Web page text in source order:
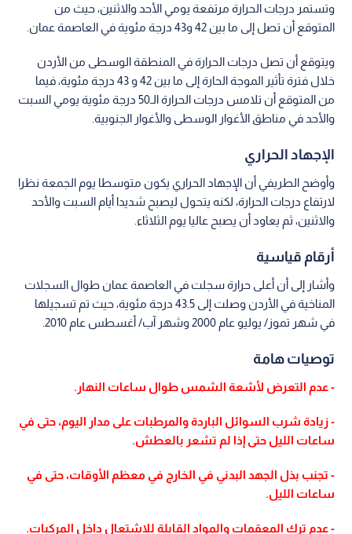
وتستمر درجات الحرارة مرتفعة يومي الأحد والاثنين، حيث من
المتوقع أن تصل إلى ما بين 42 و43 درجة مئوية في العاصمة عمان.
ويتوقع أن تصل درجات الحرارة في المنطقة الوسطى من الأردن
خلال فترة تأثير الموجة الحارة إلى ما بين 42 و 43 درجة مئوية، فيما
من المتوقع أن تلامس درجات الحرارة الـ50 درجة مئوية يومي السبت
والأحد في مناطق الأغوار الوسطى والأغوار الجنوبية.
الإجهاد الحراري
وأوضح الطريفي أن الإجهاد الحراري يكون متوسطا يوم الجمعة نظرا
لارتفاع درجات الحرارة، لكنه يتحول ليصبح شديدا أيام السبت والأحد
والاثنين، ثم يعاود أن يصبح عاليا يوم الثلاثاء.
أرقام قياسية
وأشار إلى أن أعلى حرارة سجلت في العاصمة عمان طوال السجلات
المناخية في الأردن وصلت إلى 43.5 درجة مئوية، حيث تم تسجيلها
في شهر تموز/ يوليو عام 2000 وشهر آب/ أغسطس عام 2010.
توصيات هامة
- عدم التعرض لأشعة الشمس طوال ساعات النهار.
- زيادة شرب السوائل الباردة والمرطبات على مدار اليوم، حتى في
ساعات الليل حتى إذا لم تشعر بالعطش.
- تجنب بذل الجهد البدني في الخارج في معظم الأوقات، حتى في
ساعات الليل.
- عدم ترك المعقمات والمواد القابلة للاشتعال داخل المركبات.